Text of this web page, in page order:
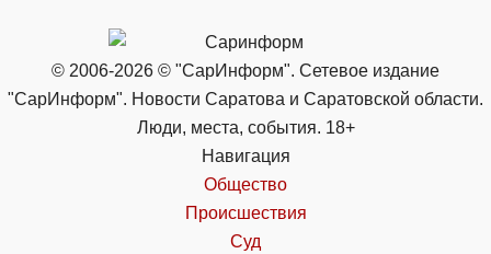
© 2006-2026 © "СарИнформ". Сетевое издание
"СарИнформ". Новости Саратова и Саратовской области.
Люди, места, события. 18+
Навигация
Общество
Происшествия
Суд